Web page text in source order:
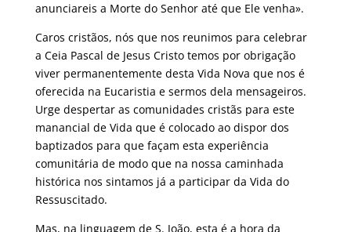
anunciareis a Morte do Senhor até que Ele venha».
Caros cristãos, nós que nos reunimos para celebrar
a Ceia Pascal de Jesus Cristo temos por obrigação
viver permanentemente desta Vida Nova que nos é
oferecida na Eucaristia e sermos dela mensageiros.
Urge despertar as comunidades cristãs para este
manancial de Vida que é colocado ao dispor dos
baptizados para que façam esta experiência
comunitária de modo que na nossa caminhada
histórica nos sintamos já a participar da Vida do
Ressuscitado.
Mas, na linguagem de S. João, esta é a hora da